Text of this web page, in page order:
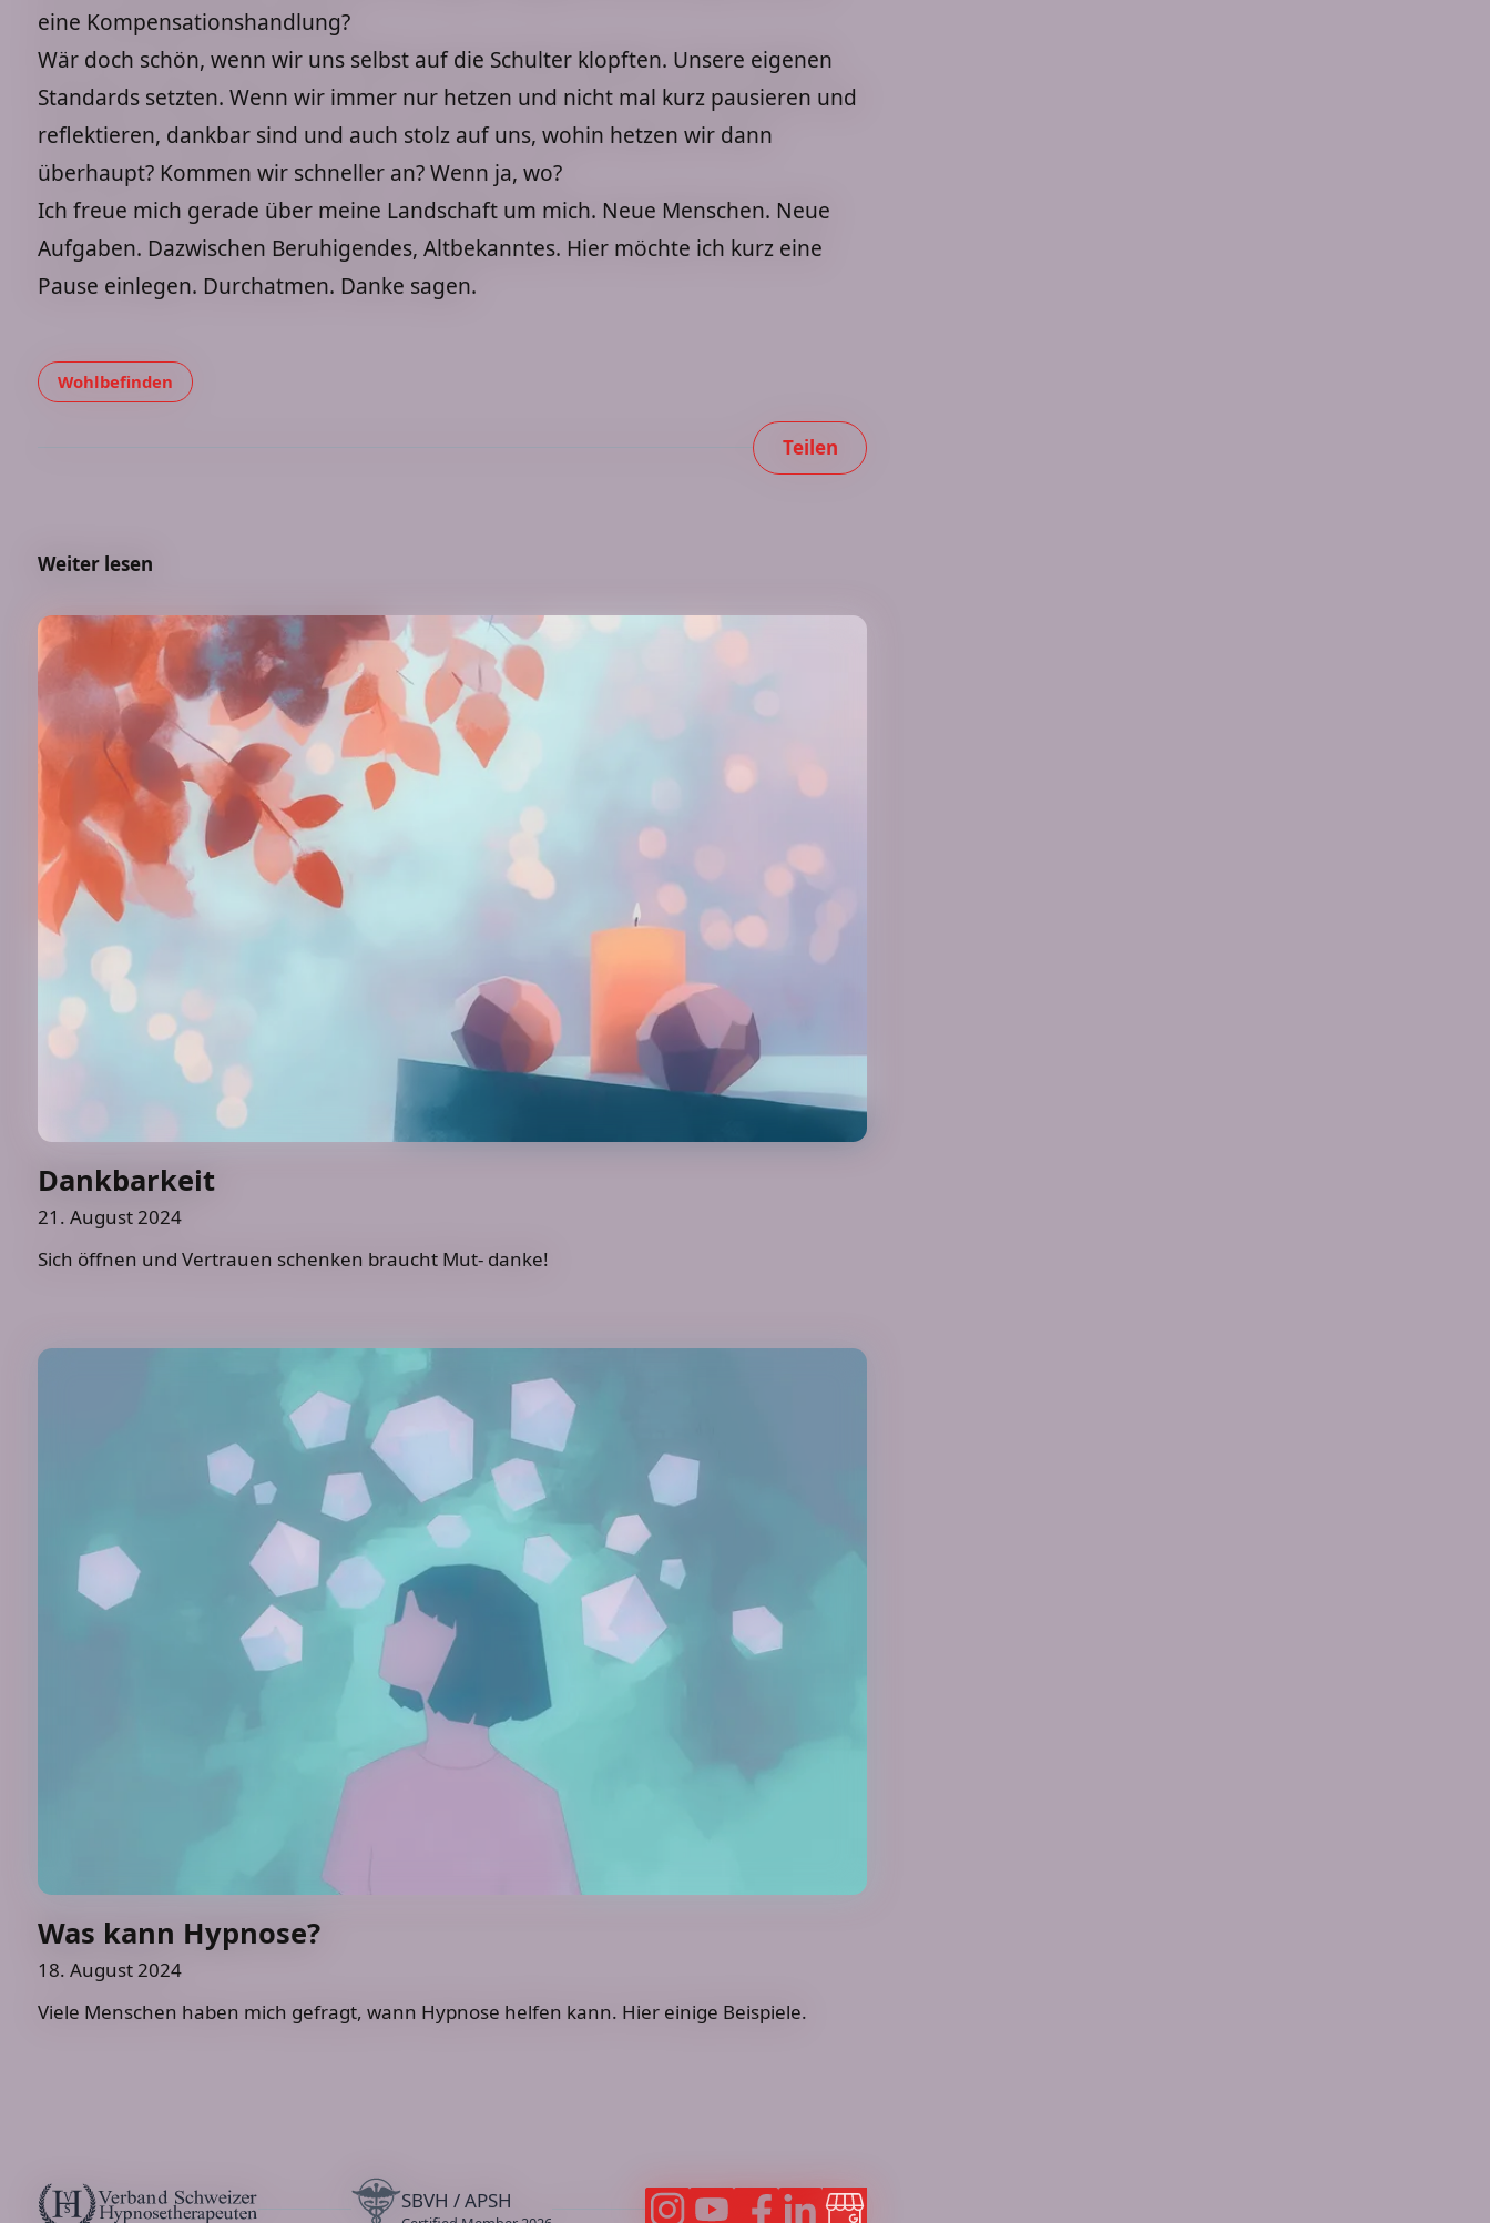
eine Kompensationshandlung?
Wär doch schön, wenn wir uns selbst auf die Schulter klopften. Unsere eigenen
Standards setzten. Wenn wir immer nur hetzen und nicht mal kurz pausieren und
reflektieren, dankbar sind und auch stolz auf uns, wohin hetzen wir dann
überhaupt? Kommen wir schneller an? Wenn ja, wo?
Ich freue mich gerade über meine Landschaft um mich. Neue Menschen. Neue
Aufgaben. Dazwischen Beruhigendes, Altbekanntes. Hier möchte ich kurz eine
Pause einlegen. Durchatmen. Danke sagen.
Hypnose und
Wohlbefinden
Teilen
Weiter lesen
Dankbarkeit
21. August 2024
Sich öffnen und Vertrauen schenken braucht Mut- danke!
Was kann Hypnose?
18. August 2024
Viele Menschen haben mich gefragt, wann Hypnose helfen kann. Hier einige Beispiele.
V
s SBVH / APSH